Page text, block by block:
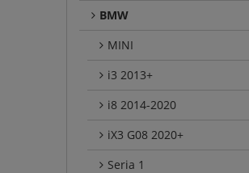
BMW
MINI
i3 2013+
i8 2014-2020
iX3 G08 2020+
Seria 1